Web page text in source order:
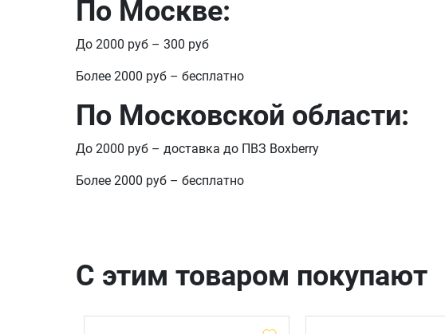
По Москве:
До 2000 руб – 300 руб
Более 2000 руб – бесплатно
По Московской области:
До 2000 руб – доставка до ПВЗ Boxberry
Более 2000 руб – бесплатно
С этим товаром покупают